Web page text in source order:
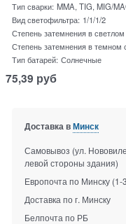
Тип сварки: MMA, TIG, MIG/
Вид светофильтра: 1/1/1/2
Степень затемнения в
Степень затемнения в темном
Тип батарей: Солнечные
75,39 руб
Доставка вМинск
Самовывоз (ул.
левой стороны здания)
Европочта по Минску (1-
Доставка по г. Минску
Белпочта по РБ